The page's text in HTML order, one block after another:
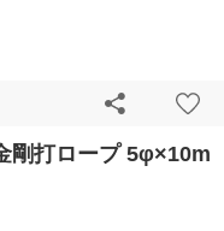
剛打ロープ 5φ×10m